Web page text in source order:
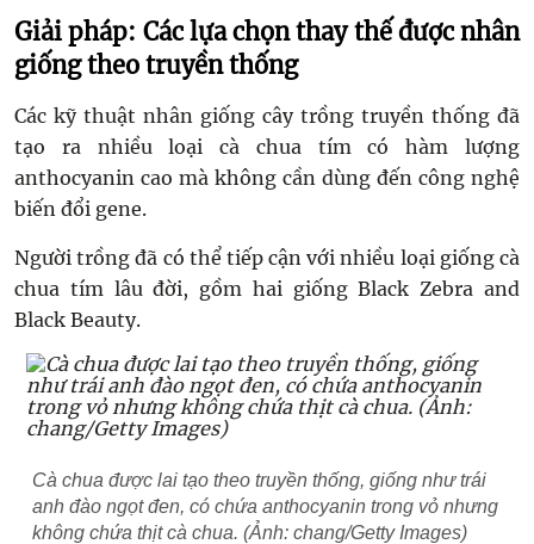
Giải pháp: Các lựa chọn thay thế được nhân
giống theo truyền thống
Các kỹ thuật nhân giống cây trồng truyền thống đã
tạo ra nhiều loại cà chua tím có hàm lượng
anthocyanin cao mà không cần dùng đến công nghệ
biến đổi gene.
Người trồng đã có thể tiếp cận với nhiều loại giống cà
chua tím lâu đời, gồm hai giống Black Zebra and
Black Beauty.
Cà chua được lai tạo theo truyền thống, giống như trái
anh đào ngọt đen, có chứa anthocyanin trong vỏ nhưng
không chứa thịt cà chua. (Ảnh: chang/Getty Images)